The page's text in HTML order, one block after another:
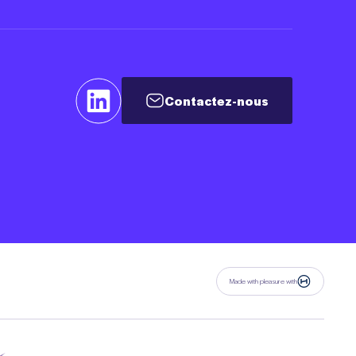
Contactez-nous
Made with pleasure with